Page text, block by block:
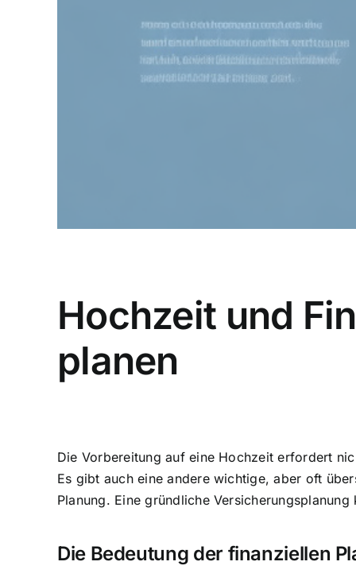
Hochzeit und
planen
Die Vorbereitung auf eine Hochzeit erfordert
Es gibt auch eine andere wichtige, aber oft
Planung. Eine gründliche
Die Bedeutung der finanziellen